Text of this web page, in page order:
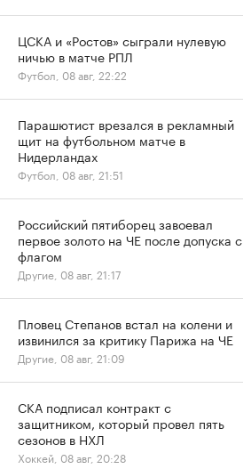
ЦСКА и «Ростов» сыграли нулевую
ничью в матче РПЛ
Футбол, 08 авг, 22:22
Парашютист врезался в рекламный
щит на футбольном матче в
Нидерландах
Футбол, 08 авг, 21:51
Российский пятиборец завоевал
первое золото на ЧЕ после допуска с
флагом
Другие, 08 авг, 21:17
Пловец Степанов встал на колени и
извинился за критику Парижа на ЧЕ
Другие, 08 авг, 21:09
СКА подписал контракт с
защитником, который провел пять
сезонов в НХЛ
Хоккей, 08 авг, 20:28